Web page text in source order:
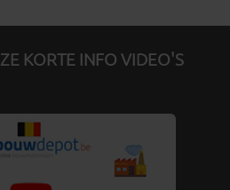
KORTE INFO VIDEO'S